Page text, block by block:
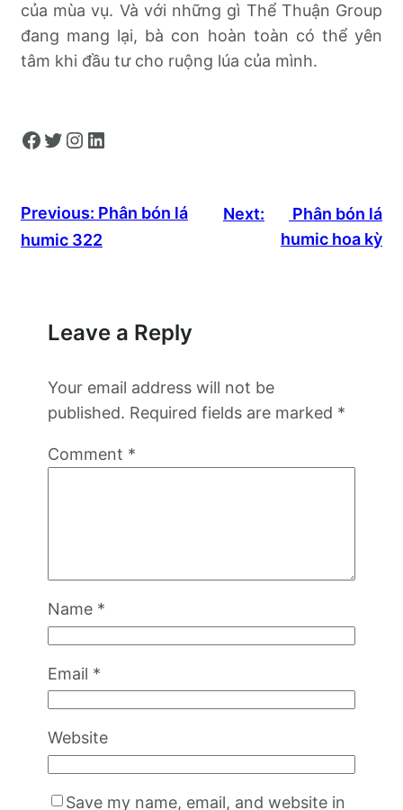
của mùa vụ. Và với những gì Thể Thuận Group
đang mang lại, bà con hoàn toàn có thể yên
tâm khi đầu tư cho ruộng lúa của mình.
Facebook Twitter Instagram LinkedIn
Previous: Phân bón lá
humic 322
Next:
Phân bón lá
humic hoa kỳ
Leave a Reply
Your email address will not be
published. Required fields are marked *
Comment *
Name *
Email *
Website
Save my name, email, and website in